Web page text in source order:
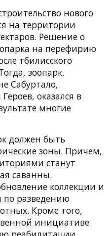
нового
на территории
Решение о
на перефирию
тбилисского
зоопарк,
Сабуртало,
оказался в
многие
должен быть
зоны. Причем,
станут
саванны.
коллекции и
разведению
Кроме того,
инициативе